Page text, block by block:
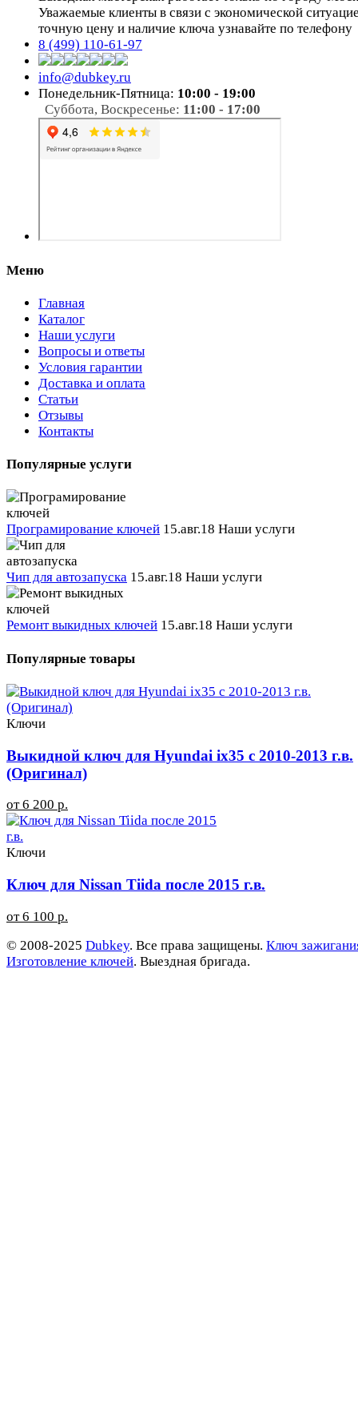
Уважаемые клиенты в связи с экономической
точную цену и наличие ключа узнавайте по телефону
8 (499) 110-61-97
info@dubkey.ru
Понедельник-Пятница: 10:00 - 19:00
Суббота, Воскресенье: 11:00 - 17:00
Меню
Главная
Каталог
Наши услуги
Вопросы и ответы
Условия гарантии
Доставка и оплата
Статьи
Отзывы
Контакты
Популярные услуги
Програмирование ключей 15.авг.18 Наши услуги
Чип для автозапуска 15.авг.18 Наши услуги
Ремонт выкидных ключей 15.авг.18 Наши услуги
Популярные товары
Ключи
Выкидной ключ для Hyundai ix35 с 2010-2013 г.в.
(Оригинал)
от 6 200 р.
Ключи
Ключ для Nissan Tiida после 2015 г.в.
от 6 100 р.
© 2008-2025 Dubkey. Все права защищены. Ключ
Изготовление ключей. Выездная бригада.